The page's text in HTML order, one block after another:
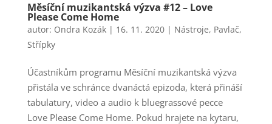
Měsíční muzikantská výzva #12 – Love
Please Come Home
autor: Ondra Kozák| 16. 11. 2020| Nástroje, Pavlač,
Střípky
Účastníkům programu Měsíční muzikantská výzva
přistála ve schránce dvanáctá epizoda, která přináší
tabulatury, video a audio k bluegrassové pecce
Love Please Come Home. Pokud hrajete na kytaru,